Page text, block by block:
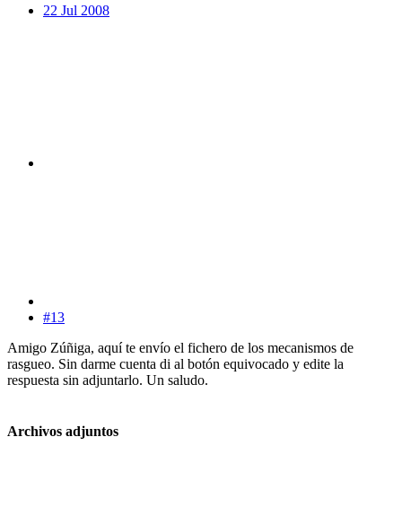
22 Jul 2008
#13
Amigo Zúñiga, aquí te envío el fichero de los mecanismos de
rasgueo. Sin darme cuenta di al botón equivocado y edite la
respuesta sin adjuntarlo. Un saludo.
Archivos adjuntos